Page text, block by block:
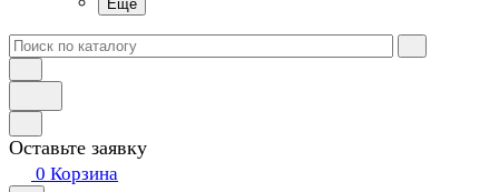
Еще
Оставьте заявку
0 Корзина